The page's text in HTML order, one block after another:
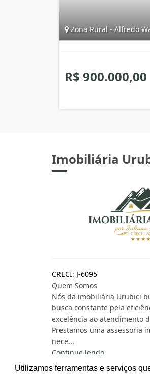
Utilizamos ferramentas e serviços
Zona Rural - Alfredo
R$ 900.000,00
Imobiliária
CRECI: J-6095
Quem Somos
Nós da imobiliária Urubici
busca constante pela
excelência ao atendimento
Prestamos uma assessoria
nece...
Continue lendo...